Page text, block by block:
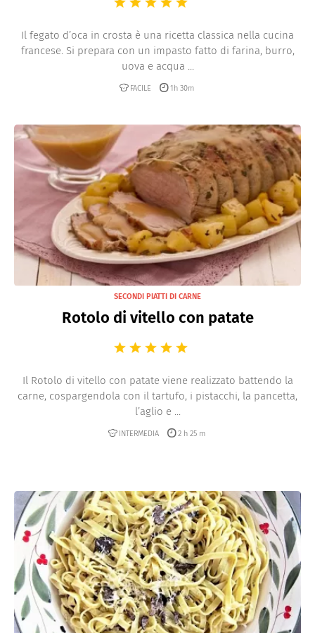
Il fegato d’oca in crosta è una ricetta classica nella cucina
francese. Si prepara con un impasto fatto di farina, burro,
uova e acqua ...
FACILE 1h 30m
SECONDI PIATTI DI CARNE
Rotolo di vitello con patate
Il Rotolo di vitello con patate viene realizzato battendo la
carne, cospargendola con il tartufo, i pistacchi, la pancetta,
l’aglio e ...
INTERMEDIA 2 h 25 m